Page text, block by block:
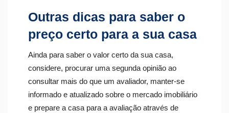
Outras dicas para saber o
preço certo para a sua casa
Ainda para saber o valor certo da sua casa,
considere, procurar uma segunda opinião ao
consultar mais do que um avaliador, manter-se
informado e atualizado sobre o mercado imobiliário
e prepare a casa para a avaliação através de